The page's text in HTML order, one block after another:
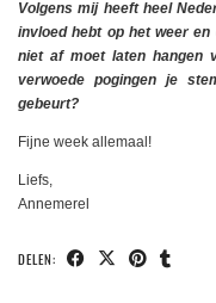
Volgens mij heeft heel
invloed hebt op het weer
niet af moet laten hangen
verwoede pogingen je
gebeurt?
Fijne week allemaal!
Liefs,
Annemerel
DELEN: